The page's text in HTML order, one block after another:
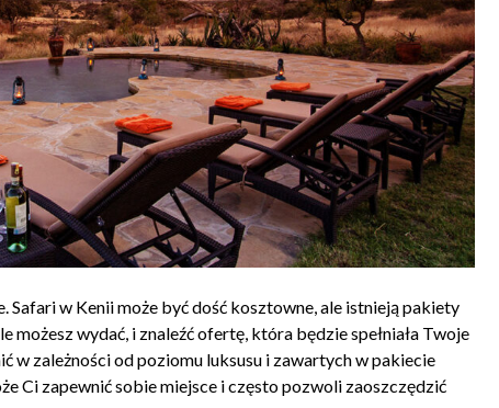
Safari w Kenii może być dość kosztowne, ale istnieją pakiety
możesz wydać, i znaleźć ofertę, która będzie spełniała Twoje
w zależności od poziomu luksusu i zawartych w pakiecie
Ci zapewnić sobie miejsce i często pozwoli zaoszczędzić